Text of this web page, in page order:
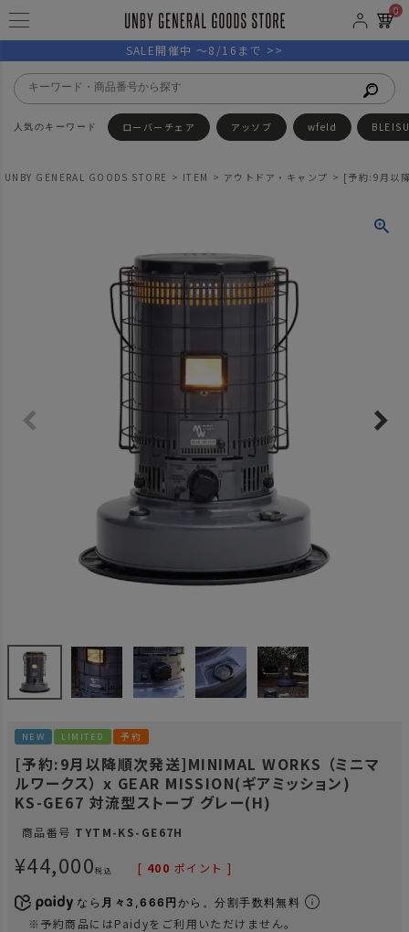
0
SALE開催中 ～8/16まで >>
ローバーチェア アッソブ wfeld
UNBY GENERAL GOODS STORE ITEM アウトドア・キャンプ [予約:9月以
NEW LIMITED 予約
[予約:9月以降順次発送]MINIMAL WORKS （ミニマ
ルワークス） x GEAR MISSION(ギアミッション)
KS-GE67 対流型ストーブ グレー(H)
商品番号 TYTM-KS-GE67H
¥44,000税込 [ 400 ポイント ]
なら 月々3,666円 から。分割手数料無料
※予約商品にはPaidyをご利用いただけません。